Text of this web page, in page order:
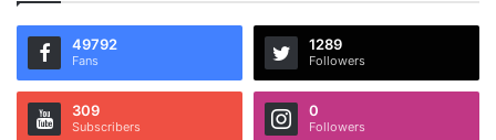
49792
Fans
1289
Followers
309
Subscribers
0
Followers